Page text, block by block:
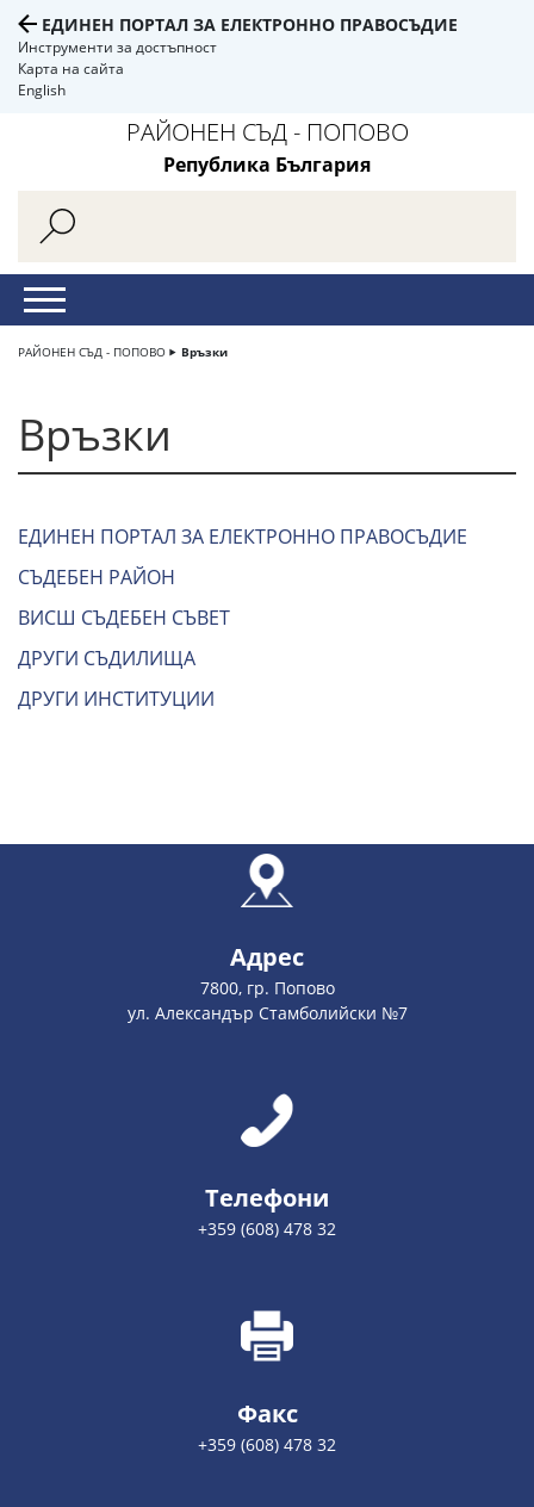
ЕДИНЕН ПОРТАЛ ЗА ЕЛЕКТРОННО ПРАВОСЪДИЕ
Инструменти за достъпност
Карта на сайта
English
РАЙОНЕН СЪД - ПОПОВО
Република България
РАЙОНЕН СЪД - ПОПОВО Връзки
Връзки
ЕДИНЕН ПОРТАЛ ЗА ЕЛЕКТРОННО ПРАВОСЪДИЕ
СЪДЕБЕН РАЙОН
ВИСШ СЪДЕБЕН СЪВЕТ
ДРУГИ СЪДИЛИЩА
ДРУГИ ИНСТИТУЦИИ
Адрес
7800, гр. Попово
ул. Александър Стамболийски №7
Телефони
+359 (608) 478 32
Факс
+359 (608) 478 32